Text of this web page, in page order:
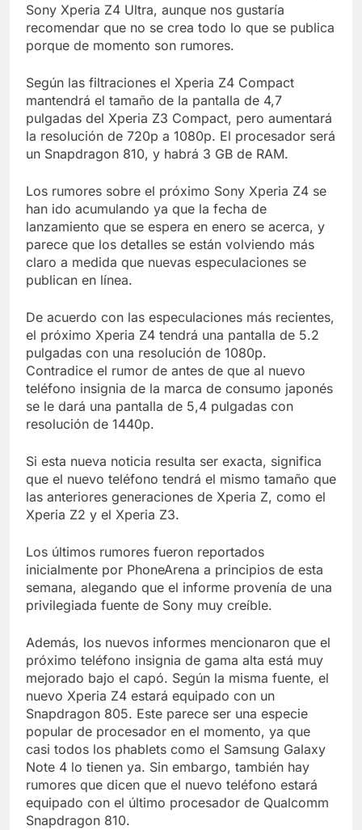
Libre
Crucero en México te
lleva a lugares
paranormales con
secuestrados
7 Años Atrás
deepfake de Samsung
fabrica un clip de
movimiento desde una
sola foto
7 Años Atrás
Sony Xperia Z4 Ultra, aunque nos gustaría
recomendar que no se crea todo lo que se publica
porque de momento son rumores.
Según las filtraciones el Xperia Z4 Compact
mantendrá el tamaño de la pantalla de 4,7
pulgadas del Xperia Z3 Compact, pero aumentará
la resolución de 720p a 1080p. El procesador será
un Snapdragon 810, y habrá 3 GB de RAM.
Los rumores sobre el próximo Sony Xperia Z4 se
han ido acumulando ya que la fecha de
lanzamiento que se espera en enero se acerca, y
parece que los detalles se están volviendo más
claro a medida que nuevas especulaciones se
publican en línea.
De acuerdo con las especulaciones más recientes,
el próximo Xperia Z4 tendrá una pantalla de 5.2
pulgadas con una resolución de 1080p.
Contradice el rumor de antes de que al nuevo
teléfono insignia de la marca de consumo japonés
se le dará una pantalla de 5,4 pulgadas con
resolución de 1440p.
Si esta nueva noticia resulta ser exacta, significa
que el nuevo teléfono tendrá el mismo tamaño que
las anteriores generaciones de Xperia Z, como el
Xperia Z2 y el Xperia Z3.
Los últimos rumores fueron reportados
inicialmente por PhoneArena a principios de esta
semana, alegando que el informe provenía de una
privilegiada fuente de Sony muy creíble.
Además, los nuevos informes mencionaron que el
próximo teléfono insignia de gama alta está muy
mejorado bajo el capó. Según la misma fuente, el
nuevo Xperia Z4 estará equipado con un
Snapdragon 805. Este parece ser una especie
popular de procesador en el momento, ya que
casi todos los phablets como el Samsung Galaxy
Note 4 lo tienen ya. Sin embargo, también hay
rumores que dicen que el nuevo teléfono estará
equipado con el último procesador de Qualcomm
Snapdragon 810.